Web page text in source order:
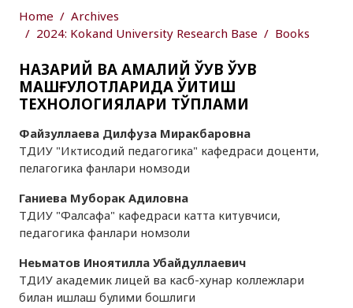
Home
Archives
2024: Kokand University Research Base
Books
НАЗАРИЙ ВА АМАЛИЙ ЎҚУВ ЎҚУВ
МАШҒУЛОТЛАРИДА ЎҚИТИШ
ТEХНОЛОГИЯЛАРИ ТЎПЛАМИ
Файзуллаева Дилфуза Миракбаровна
ТДИУ "Иктисодий педагогика" кафедраси доценти,
пелагогика фанлари номзоди
Ганиева Муборак Адиловна
ТДИУ "Фалсафа" кафедраси катта китувчиси,
педагогика фанлари номзоли
Нeьматов Иноятилла Убайдуллаевич
ТДИУ академик лицей ва касб-хунар коллежлари
билан ишлаш булими бошлиги